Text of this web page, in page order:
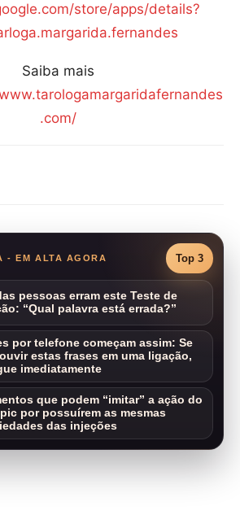
store/apps/details?
Saiba mais
.com/
- EM ALTA AGORA Top 3
pessoas erram este Teste de
“Qual palavra está errada?”
por telefone começam assim: Se
estas frases em uma ligação,
imediatamente
que podem “imitar” a ação do
por possuírem as mesmas
das injeções